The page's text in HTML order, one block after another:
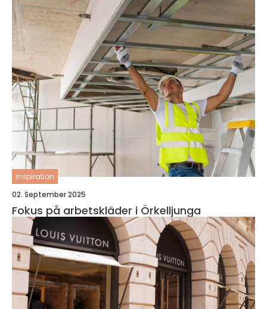
inspiration
02. September 2025
Fokus på arbetskläder i Örkelljunga